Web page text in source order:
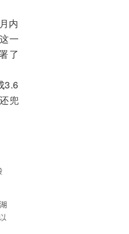
内
一
了
3.6
兜